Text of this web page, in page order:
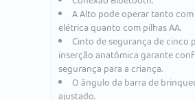
A Alto pode operar tanto
elétrica quanto com pilhas AA.
Cinto de segurança de cinco
inserção anatômica garante
segurança para a criança.
O ângulo da barra de
ajustado.